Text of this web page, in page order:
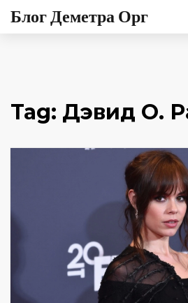
Блог Деметра Орг
Tag: Дэвид О.